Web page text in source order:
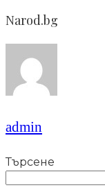
Narod.bg
admin
Търсене